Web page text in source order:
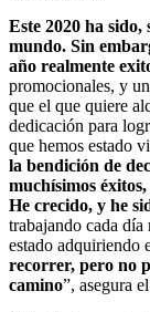
Este 2020 ha
mundo. Sin
año realmente
promocionales, y
que el que quiere
dedicación para
que hemos estado
la bendición de
muchísimos
He crecido, y he
trabajando cada día
estado adquiriendo
recorrer, pero no
camino”, asegura